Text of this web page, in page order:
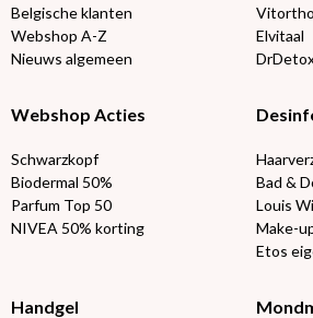
Belgische klanten
Webshop A-Z
Nieuws algemeen
Vitortho
Elvitaal
Webshop Acties
Schwarzkopf
Biodermal 50%
Parfum Top 50
NIVEA 50% korting
Bad &
Louis
Make-
Etos
Handgel